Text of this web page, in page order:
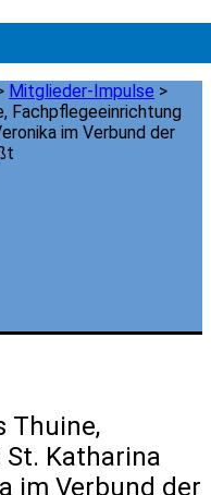
Mitglieder-Impulse >
Fachpflegeeinrichtung
im Verbund der
Thuine,
Katharina
im Verbund der